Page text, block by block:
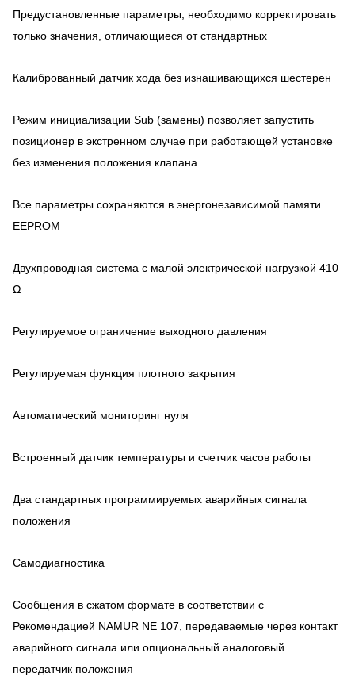
Предустановленные параметры, необходимо корректировать
только значения, отличающиеся от стандартных
Калиброванный датчик хода без изнашивающихся шестерен
Режим инициализации Sub (замены) позволяет запустить
позиционер в экстренном случае при работающей установке
без изменения положения клапана.
Все параметры сохраняются в энергонезависимой памяти
EEPROM
Двухпроводная система с малой электрической нагрузкой 410
Ω
Регулируемое ограничение выходного давления
Регулируемая функция плотного закрытия
Автоматический мониторинг нуля
Встроенный датчик температуры и счетчик часов работы
Два стандартных программируемых аварийных сигнала
положения
Самодиагностика
Сообщения в сжатом формате в соответствии с
Рекомендацией NAMUR NE 107, передаваемые через контакт
аварийного сигнала или опциональный аналоговый
передатчик положения